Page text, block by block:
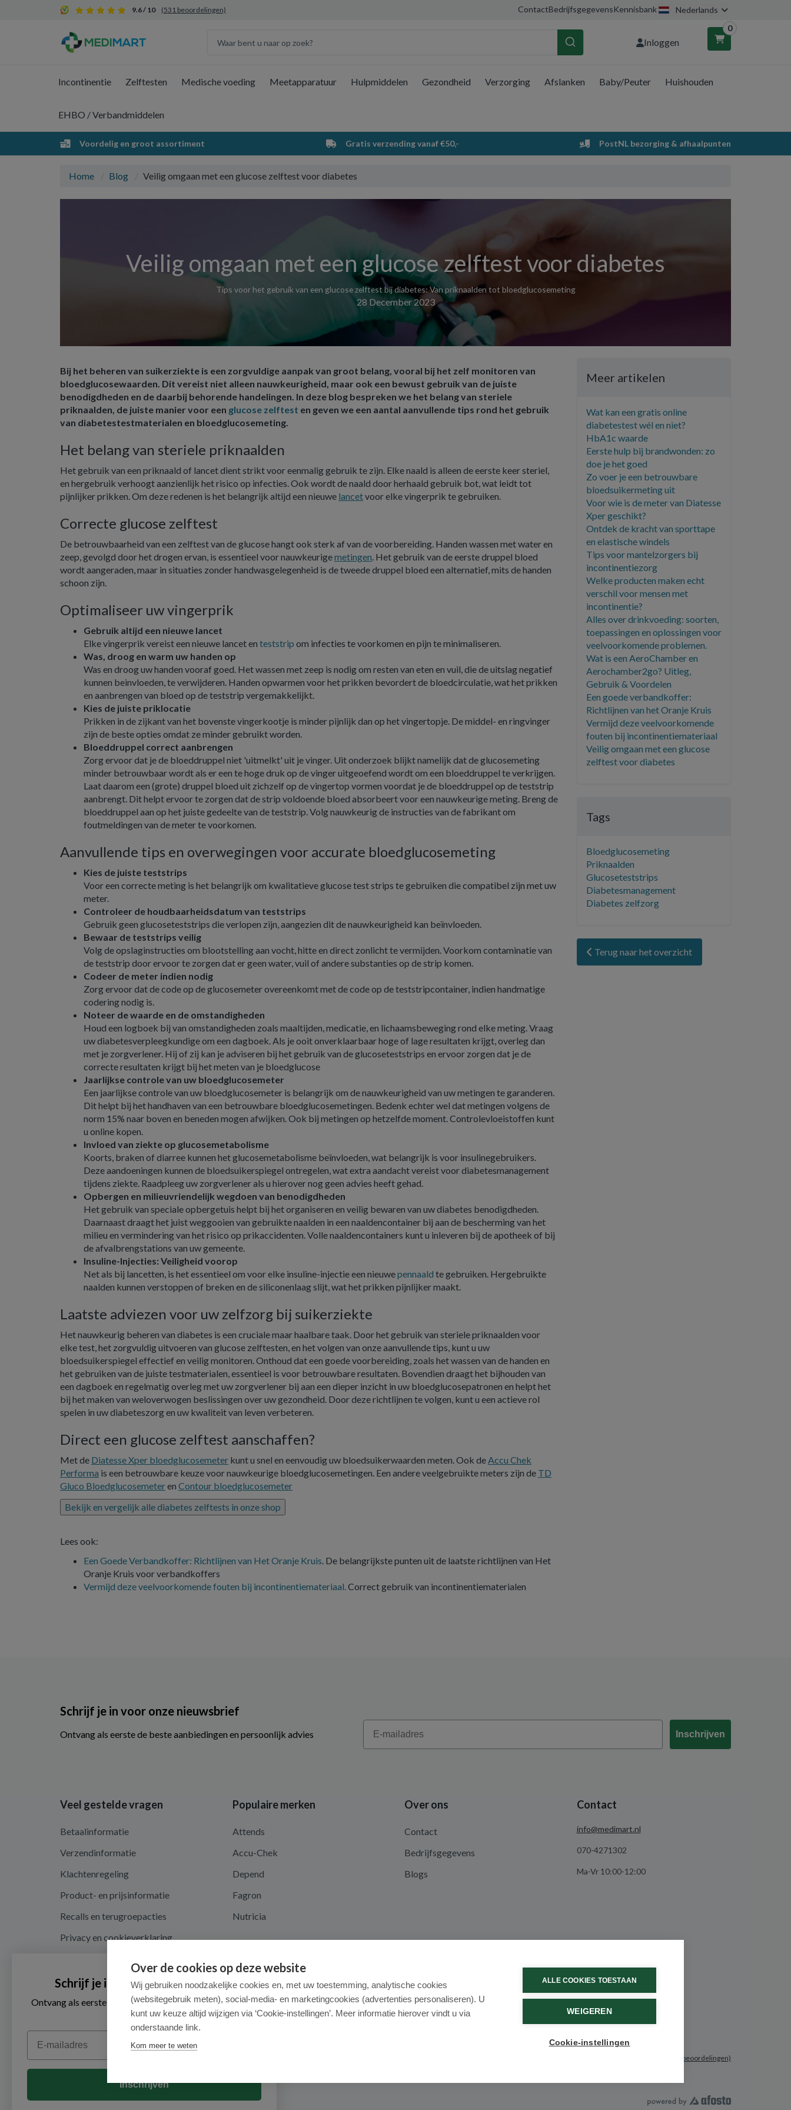
9.6 / 10 (531 beoordelingen) ContactBedrijfsgegevensKennisbank Nederlands
Inloggen
0
Winkelwagen
Uw winkelwagen is leeg.
Vul hem met producten.
Incontinentie Zelftesten Medische voeding Meetapparatuur Hulpmiddelen Gezondheid Verzorging Afslanken Baby/Peuter Huishouden
EHBO / Verbandmiddelen
Voordelig en groot assortiment Gratis verzending vanaf €50,- PostNL bezorging & afhaalpunten
Home Blog Veilig omgaan met een glucose zelftest voor diabetes
Veilig omgaan met een glucose zelftest voor diabetes
Tips voor het gebruik van een glucose zelftest bij diabetes: Van priknaalden tot bloedglucosemeting
28 December 2023
Bij het beheren van suikerziekte is een zorgvuldige aanpak van groot belang, vooral bij het zelf monitoren van
bloedglucosewaarden. Dit vereist niet alleen nauwkeurigheid, maar ook een bewust gebruik van de juiste
benodigdheden en de daarbij behorende handelingen. In deze blog bespreken we het belang van steriele
priknaalden, de juiste manier voor een glucose zelftest en geven we een aantal aanvullende tips rond het gebruik
van diabetestestmaterialen en bloedglucosemeting.
Het belang van steriele priknaalden
Het gebruik van een priknaald of lancet dient strikt voor eenmalig gebruik te zijn. Elke naald is alleen de eerste keer steriel,
en hergebruik verhoogt aanzienlijk het risico op infecties. Ook wordt de naald door herhaald gebruik bot, wat leidt tot
pijnlijker prikken. Om deze redenen is het belangrijk altijd een nieuwe lancetvoor elke vingerprik te gebruiken.
Correcte glucose zelftest
De betrouwbaarheid van een zelftest van de glucose hangt ook sterk af van de voorbereiding. Handen wassen met water en
zeep, gevolgd door het drogen ervan, is essentieel voor nauwkeurigemetingen. Het gebruik van de eerste druppel bloed
wordt aangeraden, maar in situaties zonder handwasgelegenheid is de tweede druppel bloed een alternatief, mits de handen
schoon zijn.
Optimaliseer uw vingerprik
Gebruik altijd een nieuwe lancet
Elke vingerprik vereist een nieuwe lancet en teststrip om infecties te voorkomen en pijn te minimaliseren.
Was, droog en warm uw handen op
Was en droog uw handen vooraf goed. Het wassen met zeep is nodig om resten van eten en vuil, die de uitslag negatief
kunnen beinvloeden, te verwijderen. Handen opwarmen voor het prikken bevordert de bloedcirculatie, wat het prikken
en aanbrengen van bloed op de teststrip vergemakkelijkt.
Kies de juiste priklocatie
Prikken in de zijkant van het bovenste vingerkootje is minder pijnlijk dan op het vingertopje. De middel- en ringvinger
zijn de beste opties omdat ze minder gebruikt worden.
Bloeddruppel correct aanbrengen
Zorg ervoor dat je de bloeddruppel niet 'uitmelkt' uit je vinger. Uit onderzoek blijkt namelijk dat de glucosemeting
minder betrouwbaar wordt als er een te hoge druk op de vinger uitgeoefend wordt om een bloeddruppel te verkrijgen.
Laat daarom een (grote) druppel bloed uit zichzelf op de vingertop vormen voordat je de bloeddruppel op de teststrip
aanbrengt. Dit helpt ervoor te zorgen dat de strip voldoende bloed absorbeert voor een nauwkeurige meting. Breng de
bloeddruppel aan op het juiste gedeelte van de teststrip. Volg nauwkeurig de instructies van de fabrikant om
foutmeldingen van de meter te voorkomen.
Aanvullende tips en overwegingen voor accurate bloedglucosemeting
Kies de juiste teststrips
Voor een correcte meting is het belangrijk om kwalitatieve glucose test strips te gebruiken die compatibel zijn met uw
meter.
Controleer de houdbaarheidsdatum van teststrips
Gebruik geen glucoseteststrips die verlopen zijn, aangezien dit de nauwkeurigheid kan beïnvloeden.
Bewaar de teststrips veilig
Volg de opslaginstructies om blootstelling aan vocht, hitte en direct zonlicht te vermijden. Voorkom contaminatie van
de teststrip door ervoor te zorgen dat er geen water, vuil of andere substanties op de strip komen.
Codeer de meter indien nodig
Zorg ervoor dat de code op de glucosemeter overeenkomt met de code op de teststripcontainer, indien handmatige
codering nodig is.
Noteer de waarde en de omstandigheden
Houd een logboek bij van omstandigheden zoals maaltijden, medicatie, en lichaamsbeweging rond elke meting. Vraag
uw diabetesverpleegkundige om een dagboek. Als je ooit onverklaarbaar hoge of lage resultaten krijgt, overleg dan
met je zorgverlener. Hij of zij kan je adviseren bij het gebruik van de glucoseteststrips en ervoor zorgen dat je de
correcte resultaten krijgt bij het meten van je bloedglucose
Jaarlijkse controle van uw bloedglucosemeter
Een jaarlijkse controle van uw bloedglucosemeter is belangrijk om de nauwkeurigheid van uw metingen te garanderen.
Dit helpt bij het handhaven van een betrouwbare bloedglucosemetingen. Bedenk echter wel dat metingen volgens de
norm 15% naar boven en beneden mogen afwijken. Ook bij metingen op hetzelfde moment. Controlevloeistoffen kunt
u online kopen.
Invloed van ziekte op glucosemetabolisme
Koorts, braken of diarree kunnen het glucosemetabolisme beïnvloeden, wat belangrijk is voor insulinegebruikers.
Deze aandoeningen kunnen de bloedsuikerspiegel ontregelen, wat extra aandacht vereist voor diabetesmanagement
tijdens ziekte. Raadpleeg uw zorgverlener als u hierover nog geen advies heeft gehad.
Opbergen en milieuvriendelijk wegdoen van benodigdheden
Het gebruik van speciale opbergetuis helpt bij het organiseren en veilig bewaren van uw diabetes benodigdheden.
Daarnaast draagt het juist weggooien van gebruikte naalden in een naaldencontainer bij aan de bescherming van het
milieu en vermindering van het risico op prikaccidenten. Volle naaldencontainers kunt u inleveren bij de apotheek of bij
de afvalbrengstations van uw gemeente.
Insuline-Injecties: Veiligheid voorop
Net als bij lancetten, is het essentieel om voor elke insuline-injectie een nieuwepennaald te gebruiken. Hergebruikte
naalden kunnen verstoppen of breken en de siliconenlaag slijt, wat het prikken pijnlijker maakt.
Laatste adviezen voor uw zelfzorg bij suikerziekte
Het nauwkeurig beheren van diabetes is een cruciale maar haalbare taak. Door het gebruik van steriele priknaalden voor
elke test, het zorgvuldig uitvoeren van glucose zelftesten, en het volgen van onze aanvullende tips, kunt u uw
bloedsuikerspiegel effectief en veilig monitoren. Onthoud dat een goede voorbereiding, zoals het wassen van de handen en
het gebruiken van de juiste testmaterialen, essentieel is voor betrouwbare resultaten. Bovendien draagt het bijhouden van
een dagboek en regelmatig overleg met uw zorgverlener bij aan een dieper inzicht in uw bloedglucosepatronen en helpt het
bij het maken van weloverwogen beslissingen over uw gezondheid. Door deze richtlijnen te volgen, kunt u een actieve rol
spelen in uw diabeteszorg en uw kwaliteit van leven verbeteren.
Direct een glucose zelftest aanschaffen?
Met de Diatesse Xper bloedglucosemeter kunt u snel en eenvoudig uw bloedsuikerwaarden meten. Ook deAccu Chek
Performa is een betrouwbare keuze voor nauwkeurige bloedglucosemetingen. Een andere veelgebruikte meters zijn de TD
Gluco Bloedglucosemeteren Contour bloedglucosemeter
Bekijk en vergelijk alle diabetes zelftests in onze shop
Lees ook:
Een Goede Verbandkoffer: Richtlijnen van Het Oranje Kruis. De belangrijkste punten uit de laatste richtlijnen van Het
Oranje Kruis voor verbandkoffers
Vermijd deze veelvoorkomende fouten bij incontinentiemateriaal.Correct gebruik van incontinentiematerialen
Meer artikelen
Wat kan een gratis online
diabetestest wél en niet?
HbA1c waarde
Eerste hulp bij brandwonden: zo
doe je het goed
Zo voer je een betrouwbare
bloedsuikermeting uit
Voor wie is de meter van Diatesse
Xper geschikt?
Ontdek de kracht van sporttape
en elastische windels
Tips voor mantelzorgers bij
incontinentiezorg
Welke producten maken echt
verschil voor mensen met
incontinentie?
Alles over drinkvoeding: soorten,
toepassingen en oplossingen voor
veelvoorkomende problemen.
Wat is een AeroChamber en
Aerochamber2go? Uitleg,
Gebruik & Voordelen
Een goede verbandkoffer:
Richtlijnen van het Oranje Kruis
​Vermijd deze veelvoorkomende
fouten bij incontinentiemateriaal
Veilig omgaan met een glucose
zelftest voor diabetes
Tags
Bloedglucosemeting
Priknaalden
Glucoseteststrips
Diabetesmanagement
Diabetes zelfzorg
Terug naar het overzicht
Schrijf je in voor onze nieuwsbrief
Ontvang als eerste de beste aanbiedingen en persoonlijk advies
Email
Inschrijven
Veel gestelde vragen
Betaalinformatie
Verzendinformatie
Klachtenregeling
Product- en prijsinformatie
Recalls en terugroepacties
Privacy en cookieverklaring
Algemene voorwaarden
Herroepingsrecht en retouren
Populaire merken
Attends
Accu-Chek
Depend
Fagron
Nutricia
Over ons
Contact
Bedrijfsgegevens
Blogs
Contact
info@medimart.nl
070-4271302
Ma-Vr 10:00-12:00
(531 beoordelingen)
© 2026 - Medimart.nl.
Over de cookies op deze website
Wij gebruiken noodzakelijke cookies en, met uw toestemming, analytische cookies
(websitegebruik meten), social-media- en marketingcookies (advertenties personaliseren). U
kunt uw keuze altijd wijzigen via ‘Cookie-instellingen’. Meer informatie hierover vindt u via
onderstaande link.
Kom meer te weten
ALLE COOKIES TOESTAAN
WEIGEREN
Cookie-instellingen
Schrijf je in voor onze nieuwsbrief
Ontvang als eerste de beste aanbiedingen en persoonlijk
advies
Email
Inschrijven